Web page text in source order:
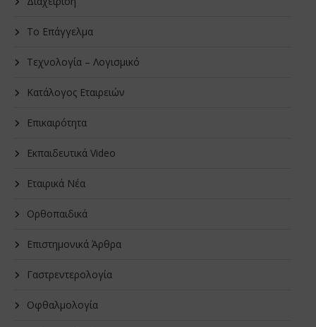
Το Επάγγελμα
Τεχνολογία – Λογισμικό
Κατάλογος Εταιρειών
Επικαιρότητα
Εκπαιδευτικά Video
Εταιρικά Νέα
Oρθοπαιδικά
Επιστημονικά Άρθρα
Γαστρεντερολογία
Οφθαλμολογία